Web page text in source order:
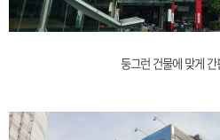
둥그런 건물에 맞게 간